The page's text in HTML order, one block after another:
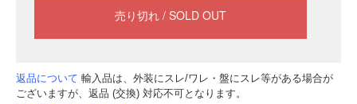
返品について 輸入品は、外装にスレ/ワレ・盤にスレ等がある場合が
ございますが、返品 (交換) 対応不可となります。